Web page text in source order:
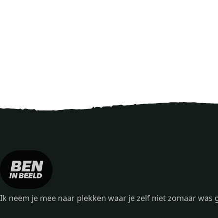
Ik neem je mee naar plekken waar je zelf niet zomaar was